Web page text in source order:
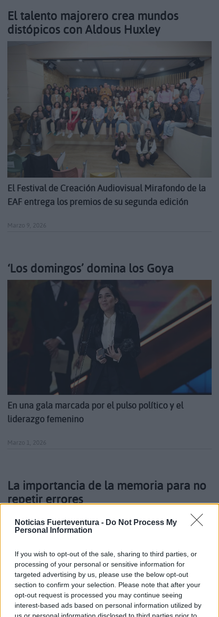
Noticias Fuerteventura - Do Not Process My
Personal Information
If you wish to opt-out of the sale, sharing to third parties, or
processing of your personal or sensitive information for
targeted advertising by us, please use the below opt-out
section to confirm your selection. Please note that after your
opt-out request is processed you may continue seeing
interest-based ads based on personal information utilized by
us or personal information disclosed to third parties prior to
El talento majorero crea mundos
distópicos con Aldous Huxley
El Festival de Creación Audiovisual Mirafondo de la
EAF entrega los premios de su segunda edición
Marzo 9, 2026
‘Los domingos’ domina los Goya
En una gala marcada por el pulso político y el
liderazgo femenino
Marzo 1, 2026
La importancia de la memoria para no
repetir errores